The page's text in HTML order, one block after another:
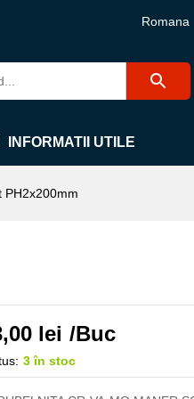
Romana
INFORMATII UTILE
PH2x200mm
lei /Buc
3 în stoc